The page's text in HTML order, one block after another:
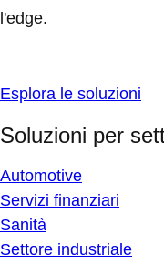
l'edge.
Esplora le soluzioni
Soluzioni per
Automotive
Servizi finanziari
Sanità
Settore industriale